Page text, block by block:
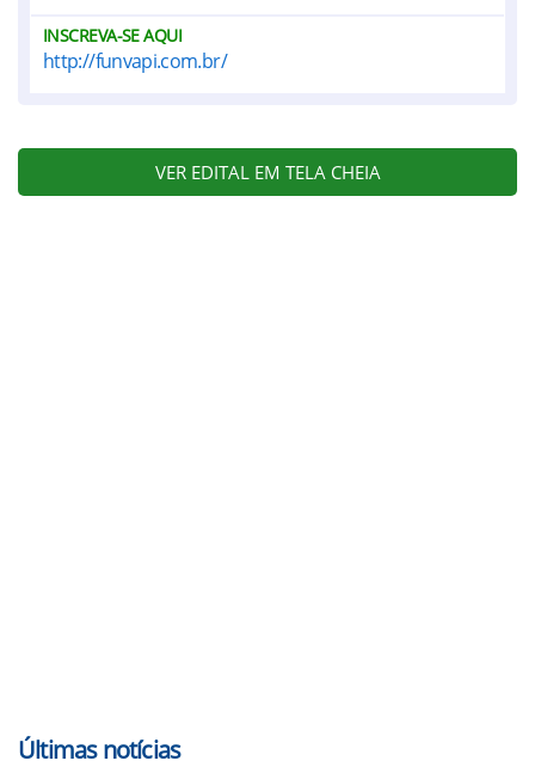
INSCREVA-SE AQUI
http://funvapi.com.br/
VER EDITAL EM TELA CHEIA
Últimas notícias